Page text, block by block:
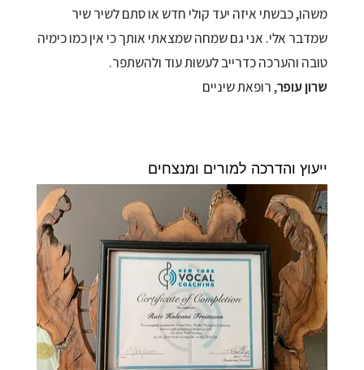
משהו, כבשתי איזה יעד קולי חדש או סתם לשיר שיר
שמדבר אלי. אני גם שמחה שמצאתי אותך כי אין כמו כימיה
טובה והערכה כדרייב לעשות עוד ולהשתפר.
שרון עופר, רופאת שיניים
ייעוץ והדרכה למורים ומנצחים